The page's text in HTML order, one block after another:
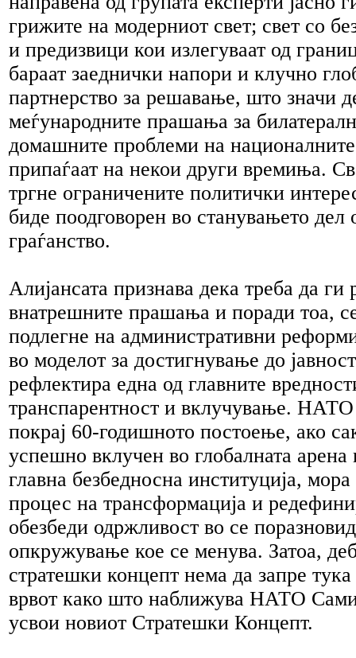
грижите на модерниот свет; свет со
и предизвици кои излегуваат од
бараат заеднички напори и клучно
партнерство за решавање, што значи
меѓународните прашања за
домашните проблеми на
припаѓаат на некои други времиња.
тргне ограничените политички
биде поодговорен во станувањето дел
граѓанство.
Алијансата признава дека треба да ги
внатрешните прашања и поради тоа,
подлегне на административни
во моделот за достигнување до
рефлектира една од главните
транспарентност и вклучување. НАТО
покрај 60-годишното постоење, ако
успешно вклучен во глобалната арена
главна безбедносна институција,
процес на трансформација и
обезбеди одржливост во се
опкружување кое се менува. Затоа,
стратешки концепт нема да запре
врвот како што наближува НАТО
усвои новиот Стратешки Концепт.